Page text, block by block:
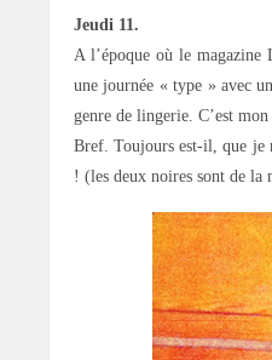
Jeudi 11.
A l’époque où le
une journée « type » avec
genre de lingerie. C’est
Bref. Toujours est-il, que je
! (les deux noires sont de la